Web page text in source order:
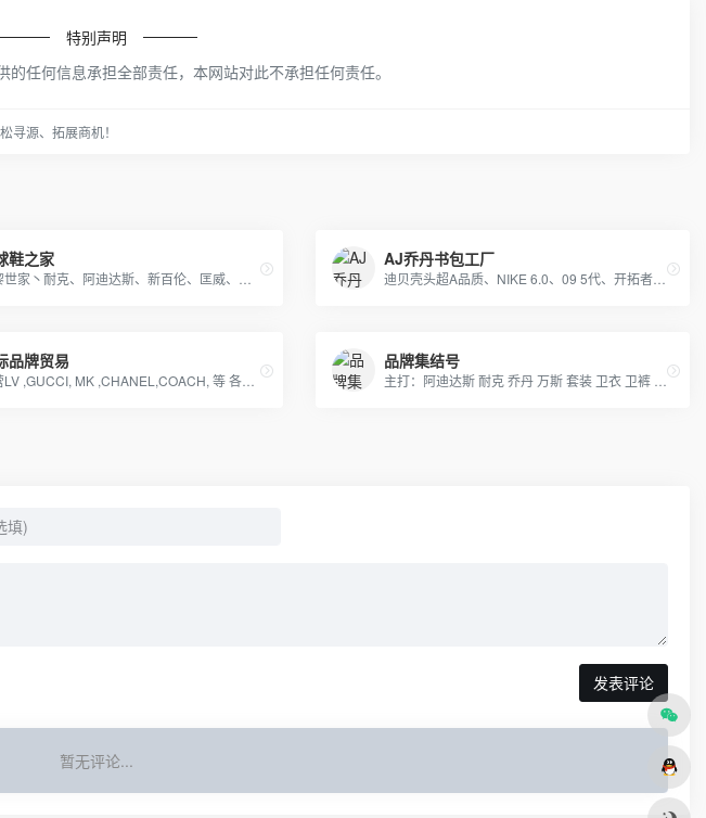
特别声明
任何信息承担全部责任，本网站对此不承担任何责任。
寻源、拓展商机！
鞋之家 AJ乔丹书包工厂
品牌贸易
主营LV ,GUCCI, MK ,CHANEL,COACH, 等 各类大牌皮具、男女包、钱包. 描述: 广州 厂家直销 ，价格优惠
品牌集结号
发表评论
暂无评论...